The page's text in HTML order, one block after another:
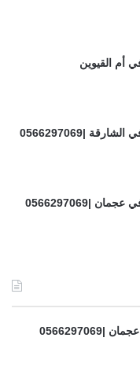
أم القيوين
|0566297069
|0566297069